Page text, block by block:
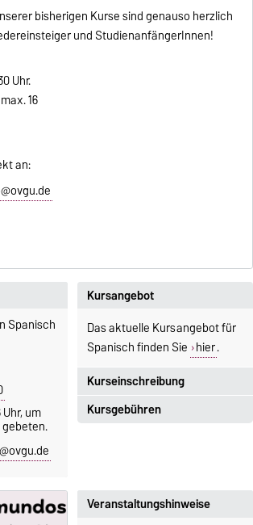
bisherigen Kurse sind genauso herzlich
und StudienanfängerInnen!
Uhr.
16
an:
Spanisch
um
Kurseinschreibung
Einschreibezeitraum:
OVGU-Account
Kursangebot
Das aktuelle Kursangebot für
Spanisch finden Sie hier.
Kursgebühren
Gebühren
Gebührenrückerstattung
Veranstaltungshinweise